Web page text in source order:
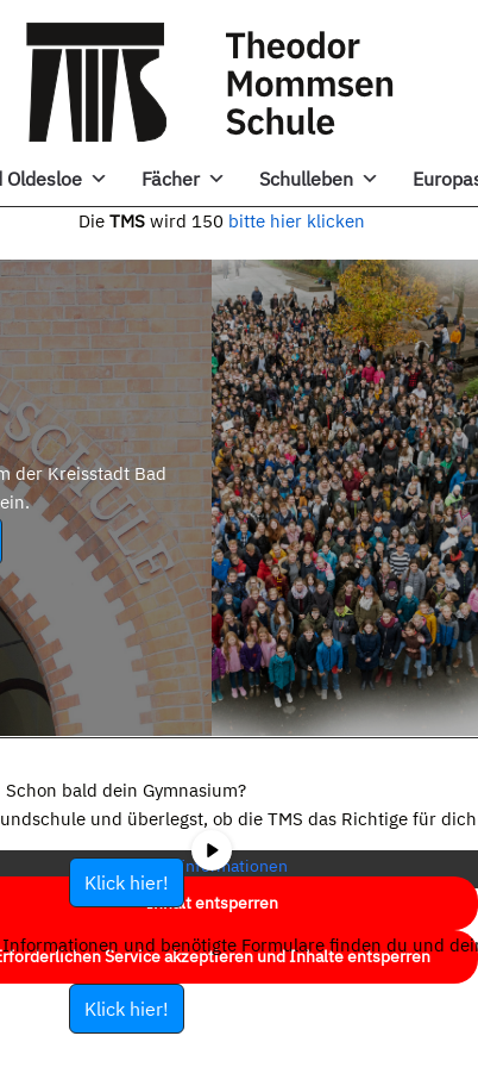
Oldesloe Fächer Schulleben
TMS wird 150 bitte hier klicken
der Kreisstadt Bad
Inhalt zuzugreifen, klicken Sie auf die Schaltfläche unten.
Sie, dass dabei Daten an Drittanbieter weitergegeben
werden.
Mehr Informationen
Inhalt entsperren
Service akzeptieren und Inhalte entsperren
Schon bald dein Gymnasium?
und überlegst, ob die TMS das Richtige für
Klick hier!
und benötigte Formulare finden du und
Klick hier!